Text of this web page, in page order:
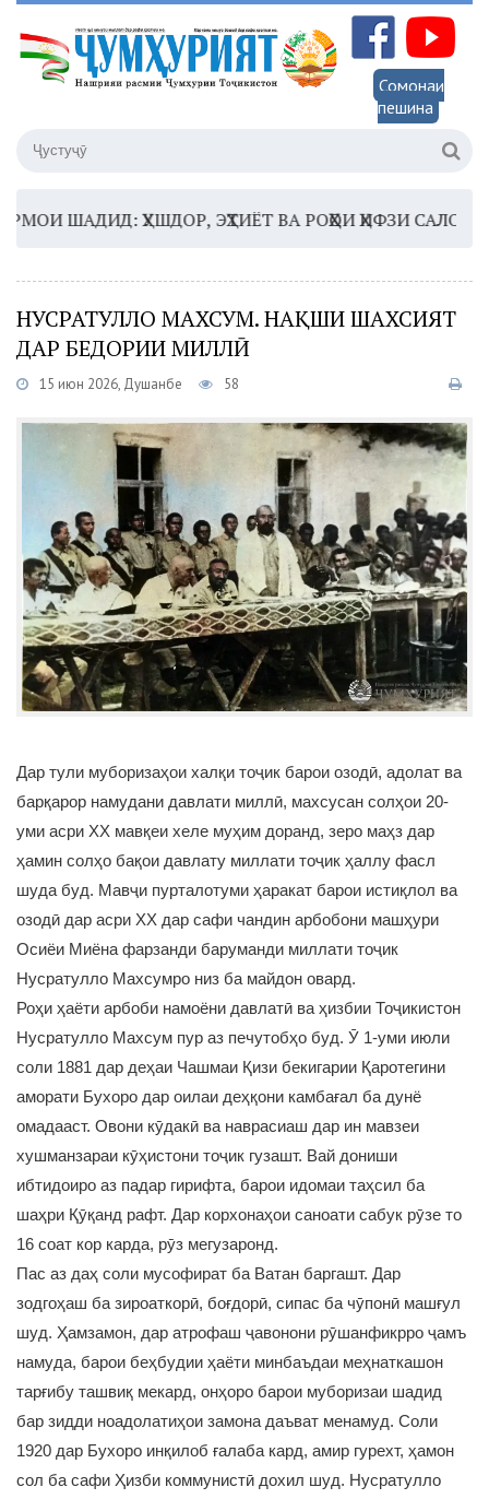
Сомонаи
пешина
ҲУШДОР, ЭҲТИЁТ ВА РОҲҲОИ ҲИФЗИ САЛОМАТӢ
НУСРАТУЛЛО МАХСУМ. НАҚШИ ШАХСИЯТ
ДАР БЕДОРИИ МИЛЛӢ
15 июн 2026, Душанбе 58
Дар тули муборизаҳои халқи тоҷик барои озодӣ, адолат ва
барқарор намудани давлати миллӣ, махсусан солҳои 20-
уми асри ХХ мавқеи хеле муҳим доранд, зеро маҳз дар
ҳамин солҳо бақои давлату миллати тоҷик ҳаллу фасл
шуда буд. Мавҷи пурталотуми ҳаракат барои истиқлол ва
озодӣ дар асри ХХ дар сафи чандин арбобони машҳури
Осиёи Миёна фарзанди баруманди миллати тоҷик
Нусратулло Махсумро низ ба майдон овард.
Роҳи ҳаёти арбоби намоёни давлатӣ ва ҳизбии Тоҷикистон
Нусратулло Махсум пур аз печутобҳо буд. Ӯ 1-уми июли
соли 1881 дар деҳаи Чашмаи Қизи бекигарии Қаротегини
аморати Бухоро дар оилаи деҳқони камбағал ба дунё
омадааст. Овони кӯдакӣ ва наврасиаш дар ин мавзеи
хушманзараи кӯҳистони тоҷик гузашт. Вай дониши
ибтидоиро аз падар гирифта, барои идомаи таҳсил ба
шаҳри Қӯқанд рафт. Дар корхонаҳои саноати сабук рӯзе то
16 соат кор карда, рӯз мегузаронд.
Пас аз даҳ соли мусофират ба Ватан баргашт. Дар
зодгоҳаш ба зироаткорӣ, боғдорӣ, сипас ба чӯпонӣ машғул
шуд. Ҳамзамон, дар атрофаш ҷавонони рӯшанфикрро ҷамъ
намуда, барои беҳбудии ҳаёти минбаъдаи меҳнаткашон
тарғибу ташвиқ мекард, онҳоро барои муборизаи шадид
бар зидди ноадолатиҳои замона даъват менамуд. Соли
1920 дар Бухоро инқилоб ғалаба кард, амир гурехт, ҳамон
сол ба сафи Ҳизби коммунистӣ дохил шуд. Нусратулло